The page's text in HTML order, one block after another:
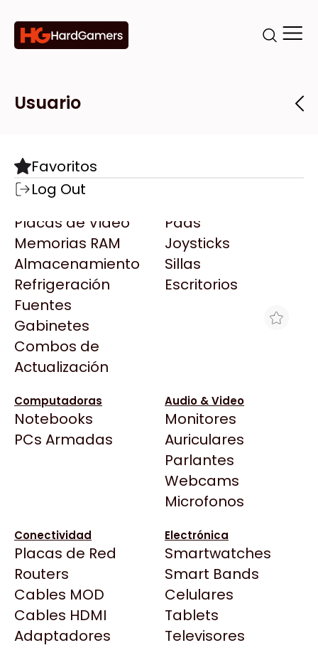
Categorías
Componentes
Motherboards
Microprocesadores
Placas de Video
Memorias RAM
Almacenamiento
Refrigeración
Fuentes
Gabinetes
Combos de
Actualización
Pads
Joysticks
Sillas
Escritorios
Computadoras
Notebooks
PCs Armadas
Audio & Video
Monitores
Auriculares
Parlantes
Webcams
Microfonos
Conectividad
Placas de Red
Routers
Cables MOD
Cables HDMI
Adaptadores
Electrónica
Smartwatches
Smart Bands
Celulares
Tablets
Televisores
Marcas
Todas las Marcas
AMD
AULA
Acer
Adata
AeroCool
Antec
Arkham
Asrock
BenQ
CX
Cooler Master
Deepcool
Dell
EVGA
Gamemax
Genesis
Genius
Tiendas
Destacadas
Todas las Tiendas
Click Gaming
Compufan Store
Dinobyte
Full H4rd
Gaming City
Gezatek
Usuario
Favoritos
Log Out
MOTHERBOARD MSI PRO B760M-P
LGA1700 DDR5
$184.081
Ver producto en la página de Gaming Point